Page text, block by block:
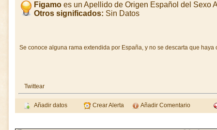
Figamoes un Apellido de Origen Español del Sexo
Otros significados: Sin Datos
Se conoce alguna rama extendida por España, y no se descarta que haya
Twittear
Añadir datos Crear Alerta Añadir Comentario